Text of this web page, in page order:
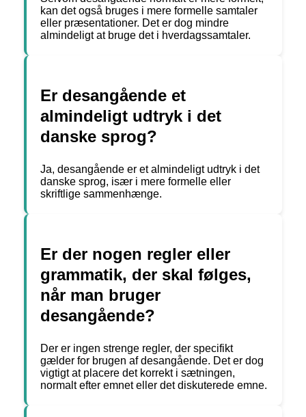
kan det også bruges i mere formelle samtaler
eller præsentationer. Det er dog mindre
almindeligt at bruge det i hverdagssamtaler.
Er desangående et
almindeligt udtryk i det
danske sprog?
Ja, desangående er et almindeligt udtryk i det
danske sprog, især i mere formelle eller
skriftlige sammenhænge.
Er der nogen regler eller
grammatik, der skal følges,
når man bruger
desangående?
Der er ingen strenge regler, der specifikt
gælder for brugen af desangående. Det er dog
vigtigt at placere det korrekt i sætningen,
normalt efter emnet eller det diskuterede emne.